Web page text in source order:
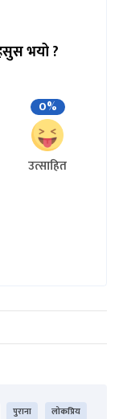
भयो ?
0%
उत्साहित
पुराना लोकप्रिय